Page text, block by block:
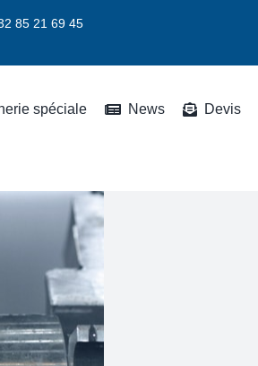
85 21 69 45
spéciale News
Devis